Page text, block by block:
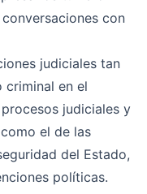
con
judiciales tan
criminal en el
judiciales y
el de las
del Estado,
políticas.